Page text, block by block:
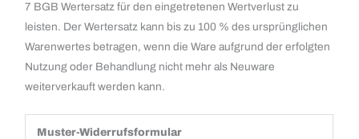
7 BGB Wertersatz für den eingetretenen Wertverlust zu
leisten. Der Wertersatz kann bis zu 100 % des ursprünglichen
Warenwertes betragen, wenn die Ware aufgrund der erfolgten
Nutzung oder Behandlung nicht mehr als Neuware
weiterverkauft werden kann.
Muster-Widerrufsformular